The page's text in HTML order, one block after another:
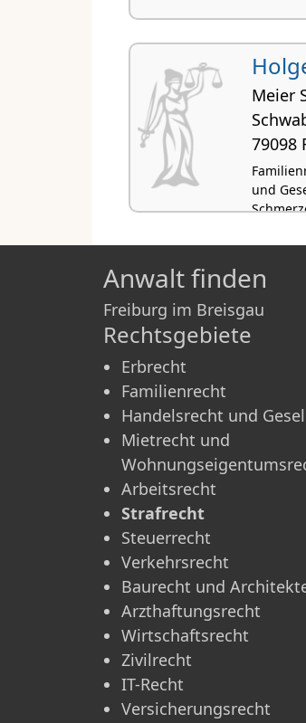
Meier
79098
und
Anwalt finden
Freiburg im Breisgau
Rechtsgebiete
Erbrecht
Familienrecht
Handelsrecht und
Mietrecht und
Arbeitsrecht
Strafrecht
Steuerrecht
Verkehrsrecht
Baurecht und
Arzthaftungsrecht
Wirtschaftsrecht
Zivilrecht
IT-Recht
Versicherungsrecht